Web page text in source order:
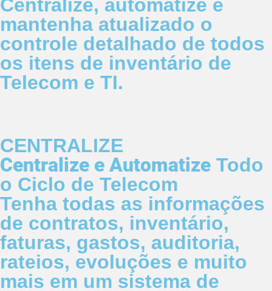
Centralize, automatize e
mantenha atualizado o
controle detalhado de todos
os itens de inventário de
Telecom e TI.
CENTRALIZE
Centralize e Automatize Todo
o Ciclo de Telecom
Tenha todas as informações
de contratos, inventário,
faturas, gastos, auditoria,
rateios, evoluções e muito
mais em um sistema de